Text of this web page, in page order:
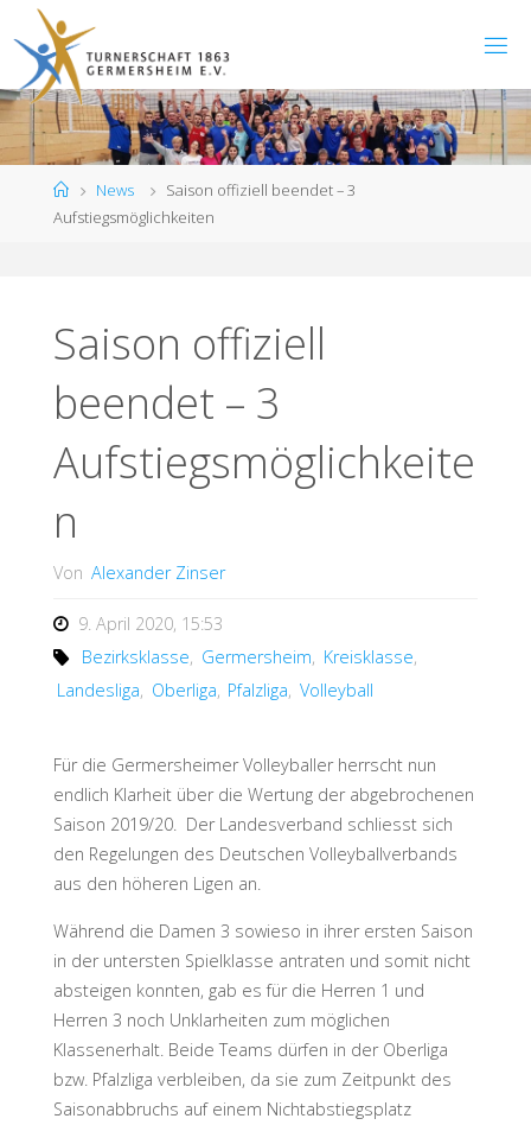
Inhalt
springen
StartNews
Saison offiziell beendet – 3
Aufstiegsmöglichkeiten
Saison offiziell
beendet – 3
Aufstiegsmöglichkeite
n
Von Alexander Zinser
9. April 2020, 15:53
Bezirksklasse, Germersheim, Kreisklasse,
Landesliga, Oberliga, Pfalzliga, Volleyball
Für die Germersheimer Volleyballer herrscht nun
endlich Klarheit über die Wertung der abgebrochenen
Saison 2019/20. Der Landesverband schliesst sich
den Regelungen des Deutschen Volleyballverbands
aus den höheren Ligen an.
Während die Damen 3 sowieso in ihrer ersten Saison
in der untersten Spielklasse antraten und somit nicht
absteigen konnten, gab es für die Herren 1 und
Herren 3 noch Unklarheiten zum möglichen
Klassenerhalt. Beide Teams dürfen in der Oberliga
bzw. Pfalzliga verbleiben, da sie zum Zeitpunkt des
Saisonabbruchs auf einem Nichtabstiegsplatz